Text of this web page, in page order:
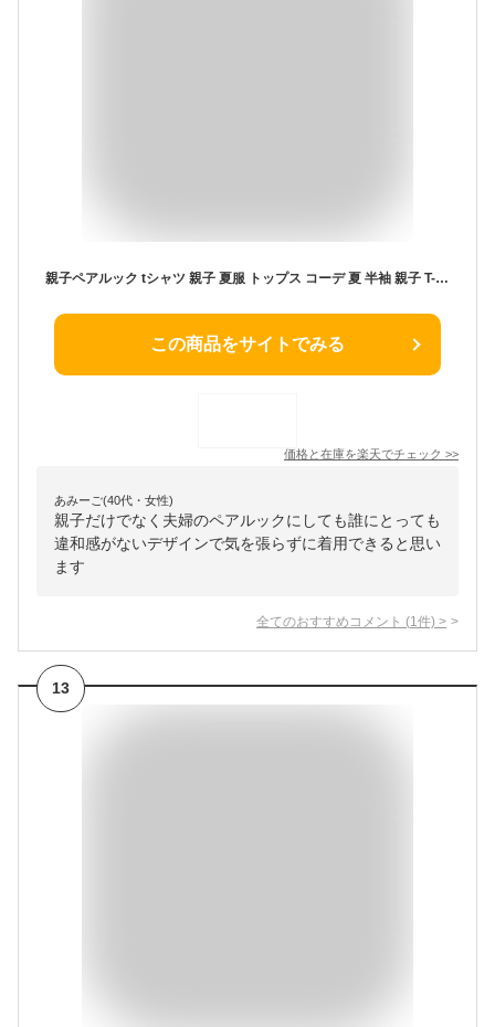
親子ペアルック tシャツ 親子 夏服 トップス コーデ 夏 半袖 親子 T-shirt 家族 お揃い tシャツ ママ パパ 男の子 女の子 キッズ tシャツ 子ども服 親子ペアルック 出産祝い 記念日 プレゼント 可愛い
この商品をサイトでみる
価格と在庫を楽天でチェック >>
あみーご(40代・女性)
親子だけでなく夫婦のペアルックにしても誰にとっても
違和感がないデザインで気を張らずに着用できると思い
ます
全てのおすすめコメント (1 件) >
13